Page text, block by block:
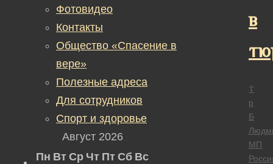
в
☦
р
Б
МП
Фотовидео
Контакты
Общество «Спасение в
вере»
Полезные адреса
Для сотрудников
Спорт и здоровье
Август 2026
Пн Вт Ср Чт Пт Сб Вс